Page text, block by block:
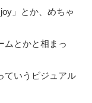
」とか、めちゃ
ムとかと相まっ
ていうビジュアル